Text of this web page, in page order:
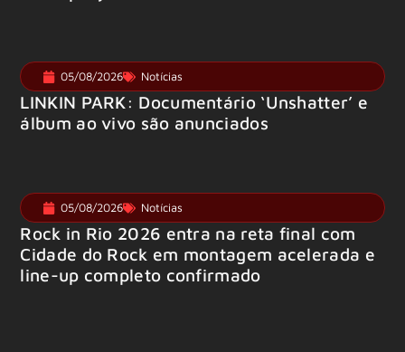
05/08/2026 Notícias
LINKIN PARK: Documentário ‘Unshatter’ e
álbum ao vivo são anunciados
05/08/2026 Notícias
Rock in Rio 2026 entra na reta final com
Cidade do Rock em montagem acelerada e
line-up completo confirmado